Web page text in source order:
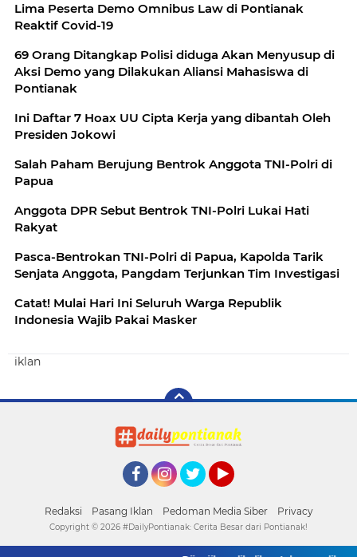
Lima Peserta Demo Omnibus Law di Pontianak
Reaktif Covid-19
69 Orang Ditangkap Polisi diduga Akan Menyusup di
Aksi Demo yang Dilakukan Aliansi Mahasiswa di
Pontianak
Ini Daftar 7 Hoax UU Cipta Kerja yang dibantah Oleh
Presiden Jokowi
Salah Paham Berujung Bentrok Anggota TNI-Polri di
Papua
Anggota DPR Sebut Bentrok TNI-Polri Lukai Hati
Rakyat
Pasca-Bentrokan TNI-Polri di Papua, Kapolda Tarik
Senjata Anggota, Pangdam Terjunkan Tim Investigasi
Catat! Mulai Hari Ini Seluruh Warga Republik
Indonesia Wajib Pakai Masker
iklan
Redaksi Pasang Iklan Pedoman Media Siber Privacy
Copyright © 2026 #DailyPontianak: Cerita Besar dari Pontianak!